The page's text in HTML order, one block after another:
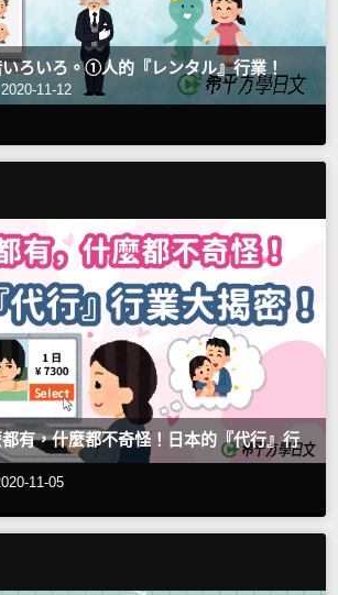
ろいろ。①人的『レンタル』行業！
2020-11-12
都有，什麼都不奇怪！日本的『代行』行
11-05